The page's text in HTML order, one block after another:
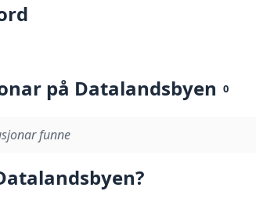
på Datalandsbyen 0
funne